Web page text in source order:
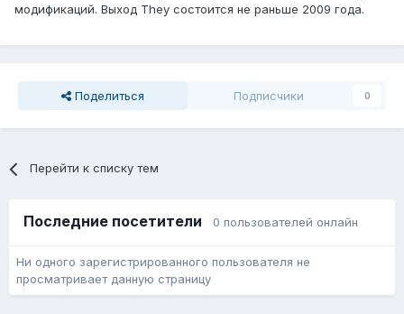
модификаций. Выход They состоится не раньше 2009 года.
Поделиться Подписчики 0
Перейти к списку тем
Последние посетители 0 пользователей онлайн
Ни одного зарегистрированного пользователя не
просматривает данную страницу